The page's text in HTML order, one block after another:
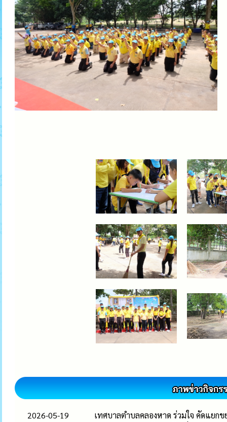
2026-05-19
เทศบาลตำบลคลองหาด ร่วมใจ คัดแยก